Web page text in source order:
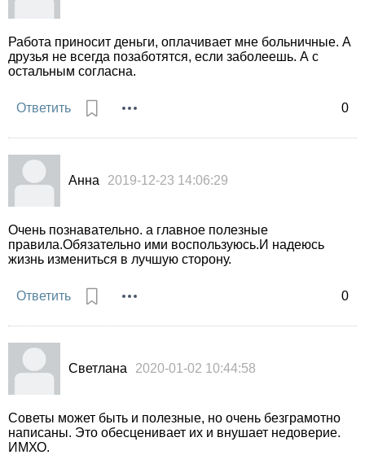
0
Работа приносит деньги, оплачивает мне больничные. А
друзья не всегда позаботятся, если заболеешь. А с
остальным согласна.
Ответить
Анна 2019-12-23 14:06:29
0
Очень познавательно. а главное полезные
правила.Обязательно ими воспользуюсь.И надеюсь
жизнь измениться в лучшую сторону.
Ответить
Светлана 2020-01-02 10:44:58
Советы может быть и полезные, но очень безграмотно
написаны. Это обесценивает их и внушает недоверие.
ИМХО.